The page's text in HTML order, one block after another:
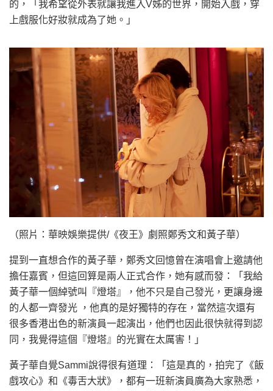
的，「我希望從外表就讓我進入V姊的世界，開始入戲，穿
上戲服化好妝就成為了她。」
（照片：華映娛樂提供/《夜王》劇照鄭秀文和黃子華）
提到一直想合作的黃子華，鄭秀文回憶曾在演唱會上邀請他
擔任嘉賓，但這回算是兩人正式合作，她有感而發：「我給
黃子華一個綽號叫『燈塔』，他不只是自己發光，更讓身邊
的人都一齊發光 ，他真的是好獨特的存在，當然這次還有
很多香港出色的新演員一起演出，他們也因此很快就得到認
同，我覺得這個『燈塔』的光實在太厲害！」
黃子華自覺Sammi說得很有道理：「這是真的，拍完了《飯
戲攻心》和《毒舌大狀》，都有一班新演員廣為大家熟悉，